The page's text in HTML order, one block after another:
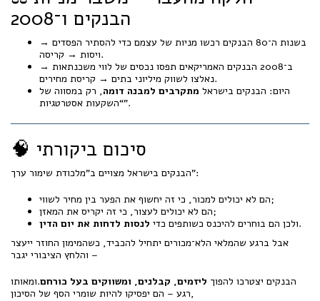
הבנקים ו־2008
בשנות ה־80 הבנקים רכשו מניות של עצמם כדי להסתיר הפסדים →
ויסות → קריסה.
ב־2008 הבנקים האמריקאים תפסו נכסים של לווי משכנתאות →
נאלצו לשווק מיליוני בתים → קריסת מחירים.
היום: הבנקים בישראל מתקרבים למבנה דומה, רק במסווה של
“השקעות אסטרטגיות”.
🧠 סיכום ביקורתי
הבנקים בישראל מצויים ב"מלכודת שימור ערך":
הם לא יכולים למכור, כי זה יחשוף את הפער בין מחיר לשווי;
הם לא יכולים לעצור, כי זה יקריס את המאזן;
ולכן הם בוחרים להיכנס כשותפים כדי לנסות לדחות את יום הדין
.
אבל ברגע שהמלאי הלא־מכורים יתחיל להכביד, כשהמימון החוזר ייעצר
והלחץ הציבורי יגבר –
הבנקים יצטרכו להפוך ליזמים, קבלנים, ומשווקים בעל כורחם.ומאותו
רגע – הם יפסיקו להיות שומרי הסף של הסיכון,